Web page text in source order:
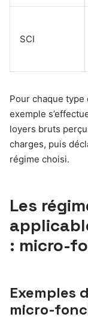
SCI
Pour chaque
exemple
loyers bruts
charges, puis
régime choisi.
Les
: micro-
Exemples
micro-